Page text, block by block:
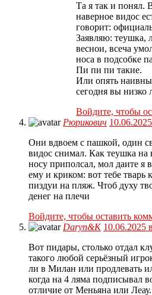
Та я так и понял.
наверное видос
говорит:
Заявляю: теушка,
веснои, всеча
носа в подсобке
Пи пи пи такие.
Или опять
сегодня вы низко
Войдите, чтобы
Рюрикович
Они вдвоем с пашкой, один
видос снимал. Как теушка на
носу приполсал, мол даите я
ему и криком: вот тебе тварь
пиздуи на пляж. Чтоб духу
денег на плечи
Войдите, чтобы оставить
Daryn&K 10.06.2025
Вот пидары, столько отдал
такого любой серьёзный
ли в Милан или продлевать
когда на 4 ляма подписывал
отличие от Меньяна или